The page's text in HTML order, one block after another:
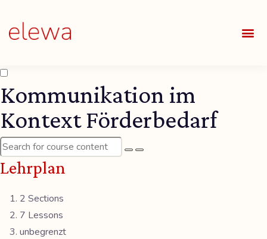
Kommunikation im
Kontext Förderbedarf
Lehrplan
2 Sections
7 Lessons
unbegrenzt